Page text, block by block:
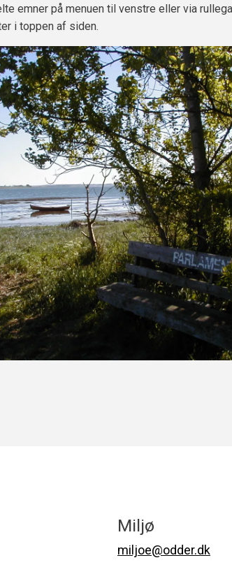
emner på menuen til venstre eller via
i toppen af siden.
Miljø
miljoe@odder.dk